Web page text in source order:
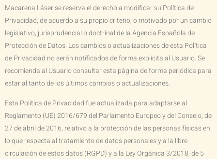
Macarena Láserse reserva el derecho a modificar su Política de
Privacidad, de acuerdo a su propio criterio, o motivado por un cambio
legislativo, jurisprudencial o doctrinal de la Agencia Española de
Protección de Datos. Los cambios o actualizaciones de esta Política
de Privacidad no serán notificados de forma explícita al Usuario. Se
recomienda al Usuario consultar esta página de forma periódica para
estar al tanto de los últimos cambios o actualizaciones.
Esta Política de Privacidad fue actualizada para adaptarse al
Reglamento (UE) 2016/679 del Parlamento Europeo y del Consejo, de
27 de abril de 2016, relativo a la protección de las personas físicas en
lo que respecta al tratamiento de datos personales y a la libre
circulación de estos datos (RGPD) y a la Ley Orgánica 3/2018, de 5